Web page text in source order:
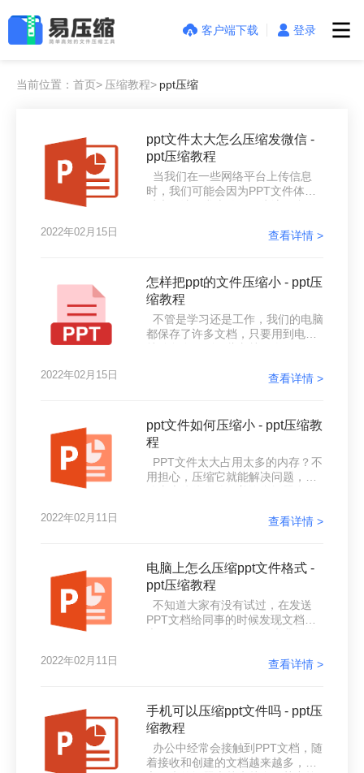
客户端下载 登录
当前位置：首页> 压缩教程> ppt压缩
ppt文件太大怎么压缩发微信 -
ppt压缩教程
当我们在一些网络平台上传信息
时，我们可能会因为PPT文件体积
助您解决这个问题。PPT文件太
来看看吧。
2022年02月15日 查看详情 >
怎样把ppt的文件压缩小 - ppt压
缩教程
不管是学习还是工作，我们的电脑
都保存了许多文档，只要用到电脑
熟练的技能。工作中也经常会制作
及时将其整理，电脑空间就会越来
越少，到时候电脑运行就会变慢变
卡。那么要怎么压缩ppt文件大小
呢？PPT文档是我们经常会用到的
文档之一，文件大小也比其他的文
2022年02月15日 查看详情 >
ppt文件如何压缩小 - ppt压缩教
程
PPT文件太大占用太多的内存？不
用担心，压缩它就能解决问题，文
发不出去，打开缓慢，编辑卡等
开也不好整理，那么有没有更好的
办法可以缩小PPT文件的大小呢？
那就是将整个PPT文件进行压缩，
一般来说，PPT之所以会“超重”，
其实是因为加入的一些图片、视
2022年02月11日 查看详情 >
电脑上怎么压缩ppt文件格式 -
ppt压缩教程
不知道大家有没有试过，在发送
PPT文档给同事的时候发现文档太
有文件上传限制的，超过了限制就
就来给大家讲讲压缩ppt文件大小，
看看要怎么解决压缩ppt文件，下面
一起来看看吧。
2022年02月11日 查看详情 >
手机可以压缩ppt文件吗 - ppt压
缩教程
办公中经常会接触到PPT文档，随
着接收和创建的文档越来越多，随